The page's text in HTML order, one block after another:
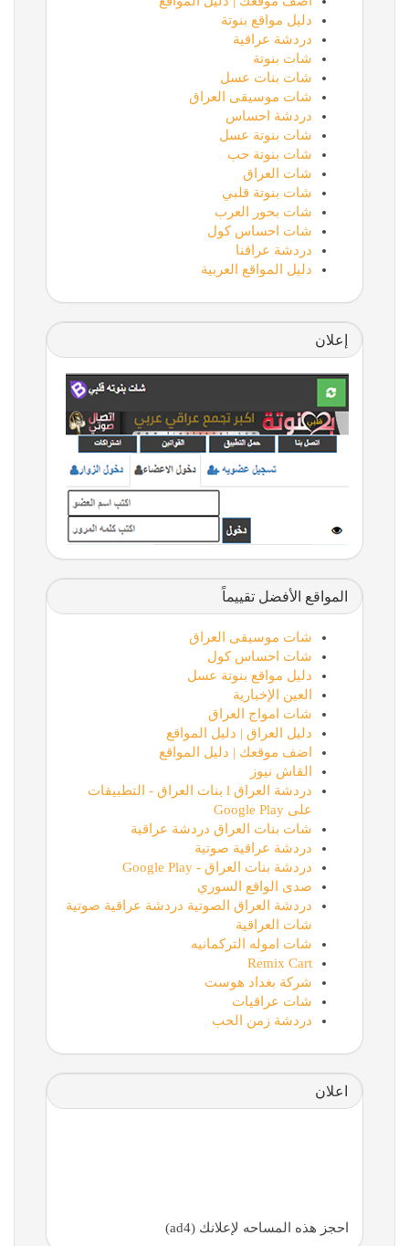
دليل مواقع بنوتة
دردشة عراقية
شات بنوتة
شات بنات عسل
شات موسيقى العراق
دردشة احساس
شات بنوتة عسل
شات بنوتة حب
شات العراق
شات بنوتة قلبي
شات بحور العرب
شات احساس كول
دردشة عراقنا
دليل المواقع العربية
إعلان
المواقع الأفضل تقييماً
شات موسيقى العراق
شات احساس كول
دليل مواقع بنوتة عسل
العين الإخبارية
شات امواج العراق
دليل العراق | دليل المواقع
اضف موقعك | دليل المواقع
القاش نيوز
دردشة العراق l بنات العراق - التطبيقات
على Google Play
شات بنات العراق دردشة عراقية
دردشة عراقية صوتية
دردشة بنات العراق - Google Play
صدى الواقع السوري
دردشة العراق الصوتية دردشة عراقية صوتية
شات العراقية
شات اموله التركمانيه
Remix Cart
شركة بغداد هوست
شات عراقيات
دردشة زمن الحب
اعلان
احجز هذه المساحه لإعلانك (ad4)